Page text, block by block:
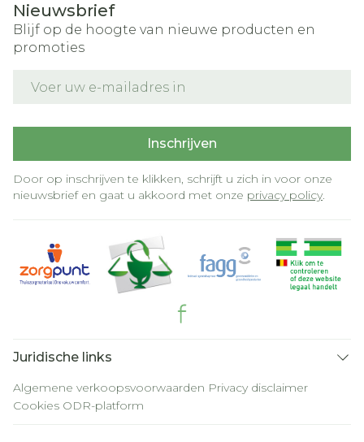
Nieuwsbrief
Blijf op de hoogte van nieuwe producten en
promoties
Inschrijven
Door op inschrijven te klikken, schrijft u zich in voor onze
nieuwsbrief en gaat u akkoord met onze privacy policy.
Juridische links
Algemene verkoopsvoorwaarden Privacy disclaimer
Cookies ODR-platform